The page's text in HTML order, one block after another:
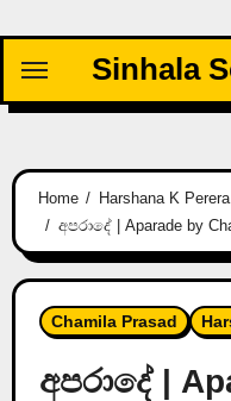
content
Sinhala
Home
Harshana K Perera
අපරාදේ | Aparade by
Chamila Prasad
අපරාදේ |